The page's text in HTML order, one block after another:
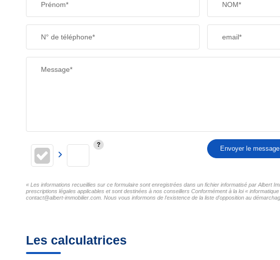
Prénom* NOM*
N° de téléphone* email*
Message*
Envoyer le message
« Les informations recueillies sur ce formulaire sont enregistrées dans un fichier informatisé par Albert
prescriptions légales applicables et sont destinées à nos conseillers Conformément à la loi «
contact@albert-immobilier.com. Nous vous informons de l'existence de la liste d'opposition au
Les calculatrices